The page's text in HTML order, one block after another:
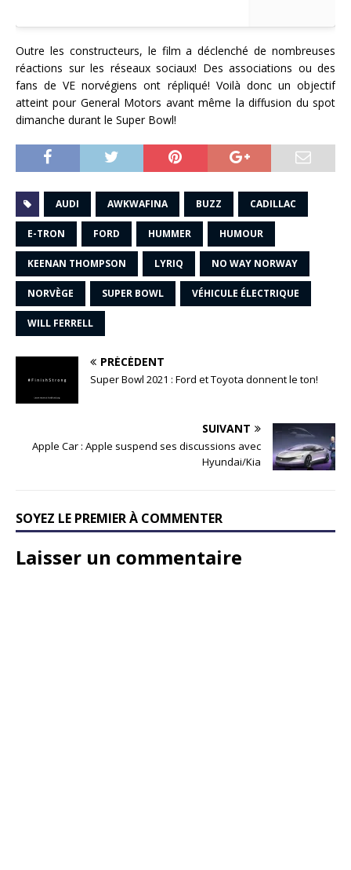
Outre les constructeurs, le film a déclenché de nombreuses
réactions sur les réseaux sociaux! Des associations ou des
fans de VE norvégiens ont répliqué! Voilà donc un objectif
atteint pour General Motors avant même la diffusion du spot
dimanche durant le Super Bowl!
AUDI AWKWAFINA BUZZ CADILLAC
E-TRON FORD HUMMER HUMOUR
KEENAN THOMPSON LYRIQ NO WAY NORWAY
NORVÈGE SUPER BOWL VÉHICULE ÉLECTRIQUE
WILL FERRELL
PRÉCÉDENT
Super Bowl 2021 : Ford et Toyota donnent le ton!
SUIVANT
Apple Car : Apple suspend ses discussions avec
Hyundai/Kia
SOYEZ LE PREMIER À COMMENTER
Laisser un commentaire